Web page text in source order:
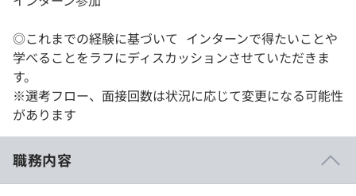
◎これまでの経験に基づいて インターンで得たいことや
学べることをラフにディスカッションさせていただきま
す。
※選考フロー、面接回数は状況に応じて変更になる可能性
があります
職務内容